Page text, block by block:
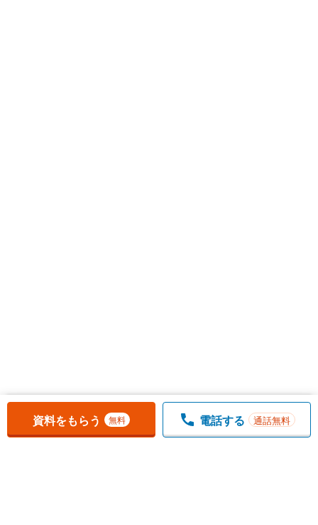
お気に入りに追加しました。 一覧を開く
資料をもらう 無料 電話する 通話無料